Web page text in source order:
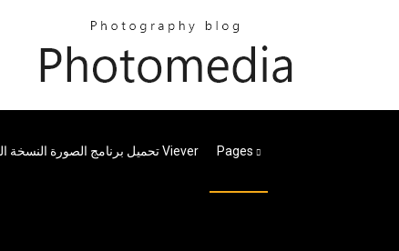
تحميل برنامج الصورة النسخة الكاملة Viever Pages